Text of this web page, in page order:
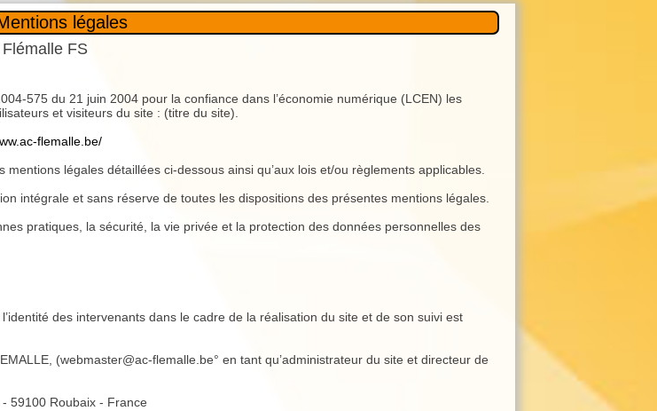
légales
FS
575 du 21 juin 2004 pour la confiance dans l’économie numérique (LCEN) les
et visiteurs du site : (titre du site).
flemalle.be/
mentions légales détaillées ci-dessous ainsi qu’aux lois et/ou règlements applicables.
intégrale et sans réserve de toutes les dispositions des présentes mentions légales.
pratiques, la sécurité, la vie privée et la protection des données personnelles des
des intervenants dans le cadre de la réalisation du site et de son suivi est
(webmaster@ac-flemalle.be° en tant qu’administrateur du site et directeur de
59100 Roubaix - France